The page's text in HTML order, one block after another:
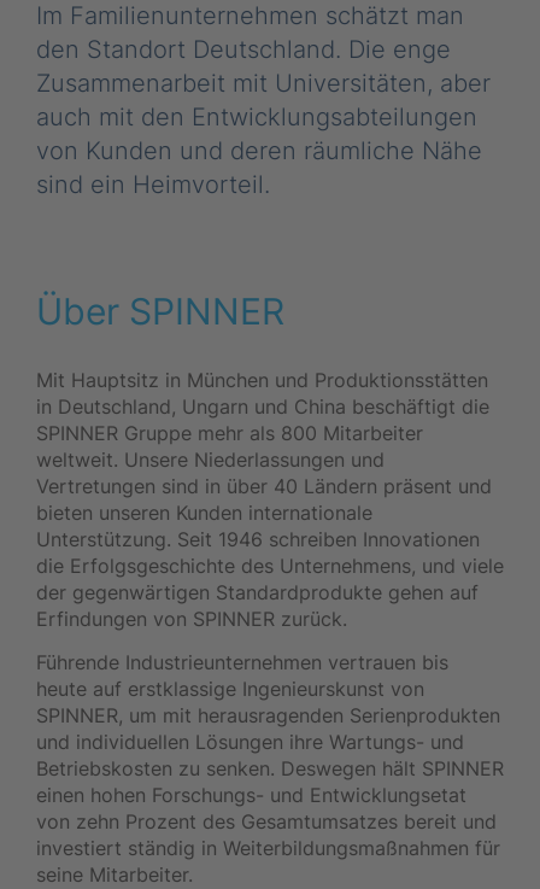
Im Familienunternehmen schätzt man
den Standort Deutschland. Die enge
Zusammenarbeit mit Universitäten, aber
auch mit den Entwicklungsabteilungen
von Kunden und deren räumliche Nähe
sind ein Heimvorteil.
Über SPINNER
Mit Hauptsitz in München und Produktionsstätten
in Deutschland, Ungarn und China beschäftigt die
SPINNER Gruppe mehr als 800 Mitarbeiter
weltweit. Unsere Niederlassungen und
Vertretungen sind in über 40 Ländern präsent und
bieten unseren Kunden internationale
Unterstützung. Seit 1946 schreiben Innovationen
die Erfolgsgeschichte des Unternehmens, und viele
der gegenwärtigen Standardprodukte gehen auf
Erfindungen von SPINNER zurück.
Führende Industrieunternehmen vertrauen bis
heute auf erstklassige Ingenieurskunst von
SPINNER, um mit herausragenden Serienprodukten
und individuellen Lösungen ihre Wartungs- und
Betriebskosten zu senken. Deswegen hält SPINNER
einen hohen Forschungs- und Entwicklungsetat
von zehn Prozent des Gesamtumsatzes bereit und
investiert ständig in Weiterbildungsmaßnahmen für
seine Mitarbeiter.